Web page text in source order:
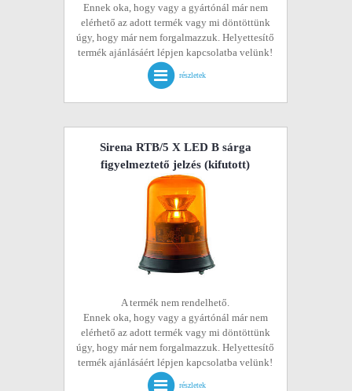
Ennek oka, hogy vagy a gyártónál már nem
elérhető az adott termék vagy mi döntöttünk
úgy, hogy már nem forgalmazzuk. Helyettesítő
termék ajánlásáért lépjen kapcsolatba velünk!
részletek
Sirena RTB/5 X LED B sárga
figyelmeztető jelzés (kifutott)
A termék nem rendelhető.
Ennek oka, hogy vagy a gyártónál már nem
elérhető az adott termék vagy mi döntöttünk
úgy, hogy már nem forgalmazzuk. Helyettesítő
termék ajánlásáért lépjen kapcsolatba velünk!
részletek